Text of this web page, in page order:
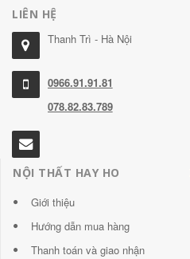
LIÊN HỆ
Thanh Trì - Hà Nội
0966.91.91.81
078.82.83.789
NỘI THẤT HAY HO
Giới thiệu
Hướng dẫn mua hàng
Thanh toán và giao nhận